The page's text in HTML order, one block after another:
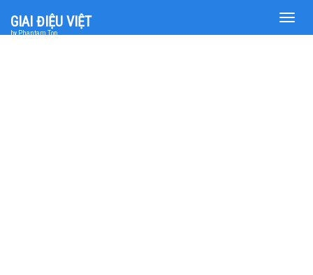
Toggle
GIAI ĐIỆU VIỆT
by Phantam Top